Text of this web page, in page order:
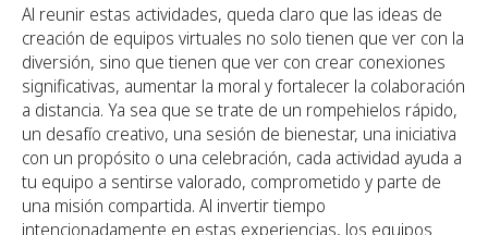
Al reunir estas actividades, queda claro que las ideas de
creación de equipos virtuales no solo tienen que ver con la
diversión, sino que tienen que ver con crear conexiones
significativas, aumentar la moral y fortalecer la colaboración
a distancia. Ya sea que se trate de un rompehielos rápido,
un desafío creativo, una sesión de bienestar, una iniciativa
con un propósito o una celebración, cada actividad ayuda a
tu equipo a sentirse valorado, comprometido y parte de
una misión compartida. Al invertir tiempo
intencionadamente en estas experiencias, los equipos